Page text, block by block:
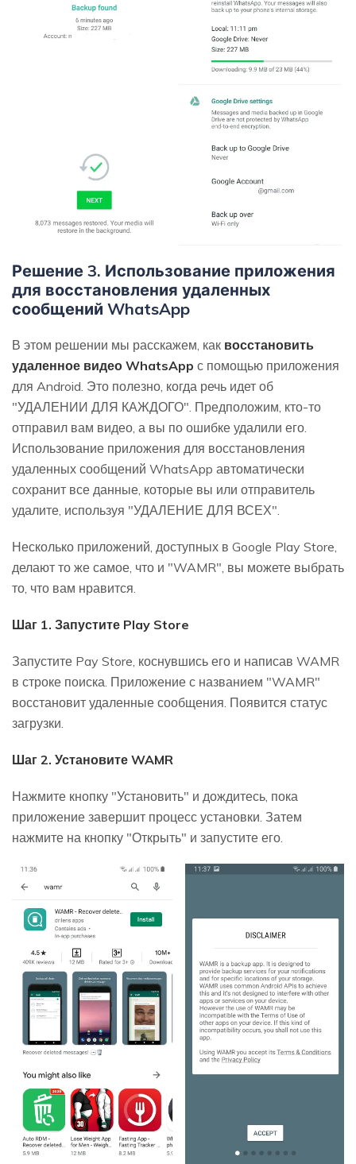
Решение 3. Использование приложения
для восстановления удаленных
сообщений WhatsApp
В этом решении мы расскажем, как восстановить
удаленное видео WhatsApp с помощью приложения
для Android. Это полезно, когда речь идет об
"УДАЛЕНИИ ДЛЯ КАЖДОГО". Предположим, кто-то
отправил вам видео, а вы по ошибке удалили его.
Использование приложения для восстановления
удаленных сообщений WhatsApp автоматически
сохранит все данные, которые вы или отправитель
удалите, используя "УДАЛЕНИЕ ДЛЯ ВСЕХ".
Несколько приложений, доступных в Google Play Store,
делают то же самое, что и "WAMR", вы можете выбрать
то, что вам нравится.
Шаг 1. Запустите Play Store
Запустите Pay Store, коснувшись его и написав WAMR
в строке поиска. Приложение с названием "WAMR"
восстановит удаленные сообщения. Появится статус
загрузки.
Шаг 2. Установите WAMR
Нажмите кнопку "Установить" и дождитесь, пока
приложение завершит процесс установки. Затем
нажмите на кнопку "Открыть" и запустите его.